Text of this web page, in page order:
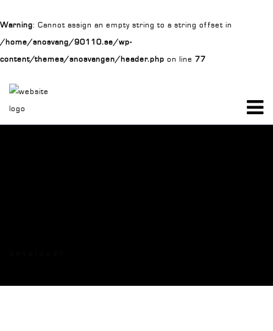
Warning: Cannot assign an empty string to a string offset in
/home/snosvang/90110.se/wp-
content/themes/snosvangen/header.php on line 77